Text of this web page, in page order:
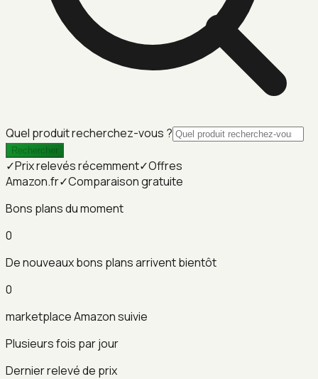
Quel produit recherchez-vous ?
Rechercher
✓Prix relevés récemment✓Offres
Amazon.fr✓Comparaison gratuite
Bons plans du moment
0
De nouveaux bons plans arrivent bientôt
0
marketplace Amazon suivie
Plusieurs fois par jour
Dernier relevé de prix